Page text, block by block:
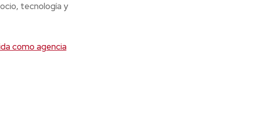
tecnología y
como agencia